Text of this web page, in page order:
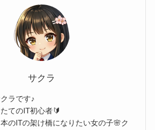
サクラ
ラです♪
てのIT初心者🔰
のITの架け橋になりたい女の子🌸ク